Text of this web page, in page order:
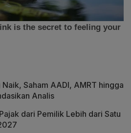
Saham AADI, AMRT hingga
Analis
dari Pemilik Lebih dari Satu